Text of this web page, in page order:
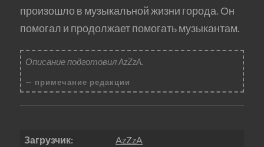
произошло в музыкальной жизни города. Он
помогал и продолжает помогать музыкантам.
Описание подготовил AzZzA.
примечание редакции
Загрузчик:
AzZzA